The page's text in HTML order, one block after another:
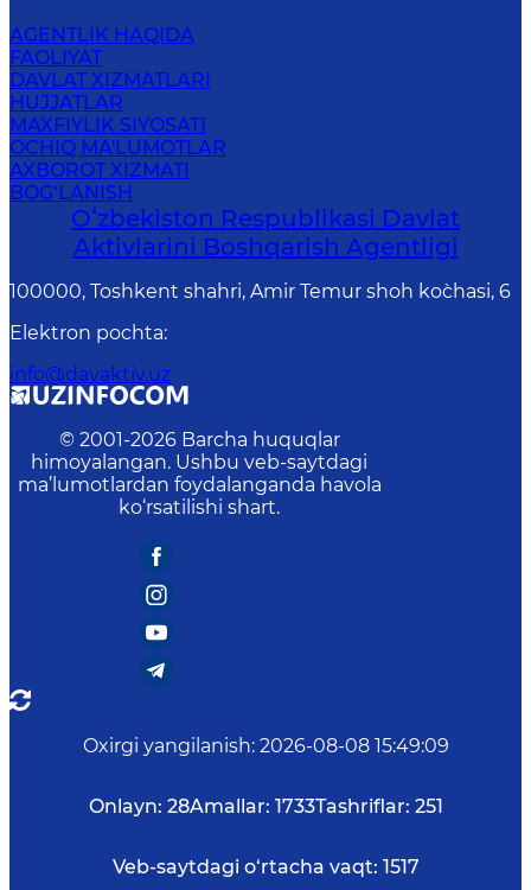
AGENTLIK HAQIDA
FAOLIYAT
DAVLAT XIZMATLARI
HUJJATLAR
MAXFIYLIK SIYOSATI
OCHIQ MA'LUMOTLAR
AXBOROT XIZMATI
BOG‘LANISH
Oʻzbekiston Respublikasi Davlat
Aktivlarini Boshqarish Agentligi
100000, Toshkent shahri, Amir Temur shoh ko`chasi, 6
Elektron pochta:
info@davaktiv.uz
© 2001-2026 Barcha huquqlar
himoyalangan. Ushbu veb-saytdagi
ma’lumotlardan foydalanganda havola
ko‘rsatilishi shart.
Oxirgi yangilanish: 2026-08-08 15:49:09
Onlayn: 28Amallar: 1733Tashriflar: 251
Veb-saytdagi o‘rtacha vaqt: 1517